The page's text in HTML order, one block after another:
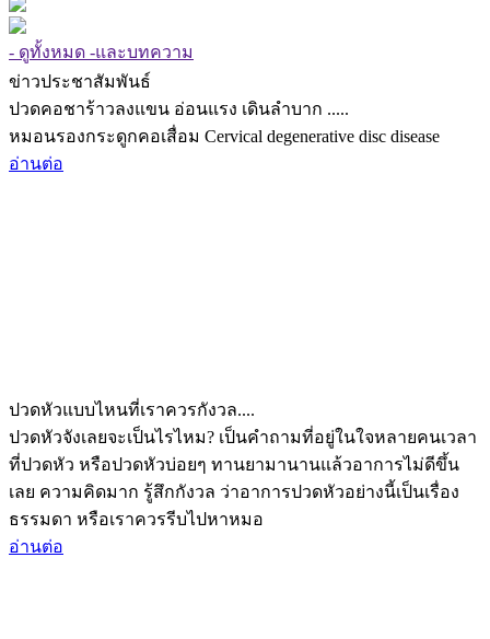
- ดูทั้งหมด -และบทความ
ข่าวประชาสัมพันธ์
ปวดคอชาร้าวลงแขน อ่อนแรง เดินลำบาก .....
หมอนรองกระดูกคอเสื่อม Cervical degenerative disc disease
อ่านต่อ
ปวดหัวแบบไหนที่เราควรกังวล....
ปวดหัวจังเลยจะเป็นไรไหม? เป็นคำถามที่อยู่ในใจหลายคนเวลา
ที่ปวดหัว หรือปวดหัวบ่อยๆ ทานยามานานแล้วอาการไม่ดีขึ้น
เลย ความคิดมาก รู้สึกกังวล ว่าอาการปวดหัวอย่างนี้เป็นเรื่อง
ธรรมดา หรือเราควรรีบไปหาหมอ
อ่านต่อ